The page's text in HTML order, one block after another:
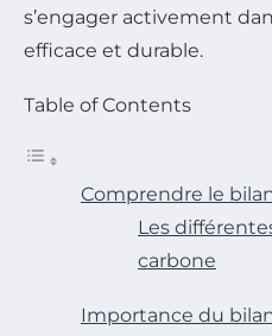
s’engager activement
efficace et durable.
Table of Contents
Comprendre le
Les
carbone
Importance du